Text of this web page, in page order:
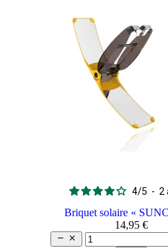
4/5 - 2
Briquet solaire «
14,95 €

